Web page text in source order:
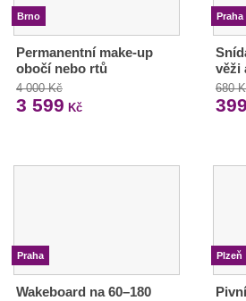
Brno
Permanentní make-up
obočí nebo rtů
4 000 Kč
3 599 Kč
Praha
věži
680
399
Praha
Wakeboard na 60–180
Plzeň